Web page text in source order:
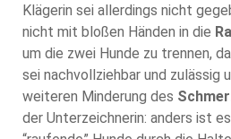
Klägerin sei allerdings nicht
nicht mit bloßen Händen in die
um die zwei Hunde zu trennen,
sei nachvollziehbar und zulässig
weiteren Minderung des
der Unterzeichnerin: anders ist